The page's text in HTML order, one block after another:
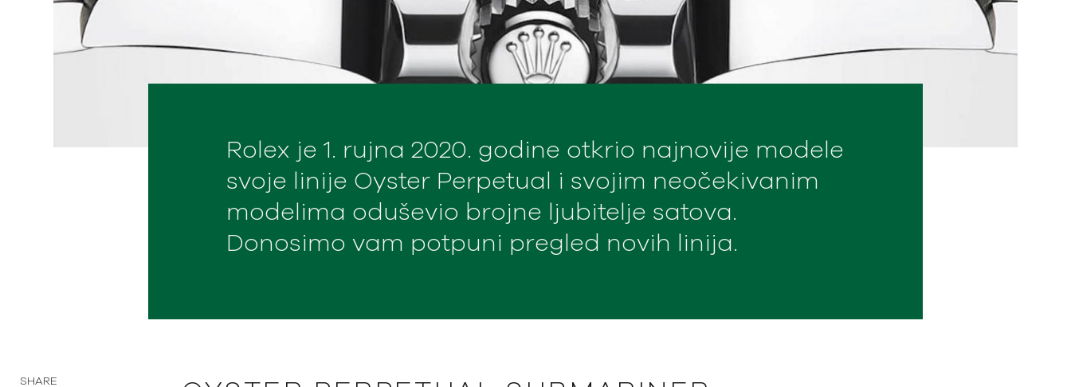
Rolex je 1. rujna 2020. godine otkrio najnovije modele
svoje linije Oyster Perpetual i svojim neočekivanim
modelima oduševio brojne ljubitelje satova.
Donosimo vam potpuni pregled novih linija.
SHARE